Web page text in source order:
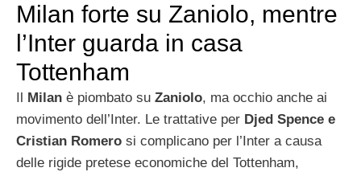
Milan forte su Zaniolo, mentre
l’Inter guarda in casa
Tottenham
Milan è piombato su Zaniolo, ma occhio anche ai
movimento dell’Inter. Le trattative per Djed Spence e
Cristian Romero si complicano per l’Inter a causa
delle rigide pretese economiche del Tottenham,